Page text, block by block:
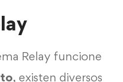
Relay funcione
, existen diversos